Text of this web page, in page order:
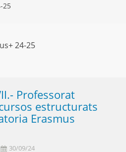
25
24-25
Professorat
estructurats
Erasmus
30/09/24